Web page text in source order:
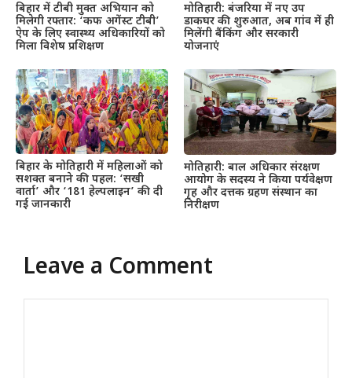
बिहार में टीबी मुक्त अभियान को
मिलेगी रफ्तार: ‘कफ अगेंस्ट टीबी’
ऐप के लिए स्वास्थ्य अधिकारियों को
मिला विशेष प्रशिक्षण
मोतिहारी: बंजरिया में नए उप
डाकघर की शुरुआत, अब गांव में ही
मिलेंगी बैंकिंग और सरकारी
योजनाएं
बिहार के मोतिहारी में महिलाओं को
सशक्त बनाने की पहल: ‘सखी
वार्ता’ और ‘181 हेल्पलाइन’ की दी
गई जानकारी
मोतिहारी: बाल अधिकार संरक्षण
आयोग के सदस्य ने किया पर्यवेक्षण
गृह और दत्तक ग्रहण संस्थान का
निरीक्षण
Leave a Comment